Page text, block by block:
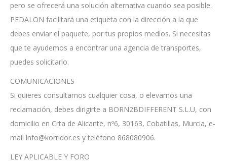
pero se ofrecerá una solución alternativa cuando sea posible.
PEDALON facilitará una etiqueta con la dirección a la que
debes enviar el paquete, por tus propios medios. Si necesitas
que te ayudemos a encontrar una agencia de transportes,
puedes solicitarlo.
COMUNICACIONES
Si quieres consultarnos cualquier cosa, o elevarnos una
reclamación, debes dirigirte a BORN2BDIFFERENT S.L.U, con
domicilio en Crta de Alicante, nº6, 30163, Cobatillas, Murcia, e-
mail info@korridor.es y teléfono 868080906.
LEY APLICABLE Y FORO